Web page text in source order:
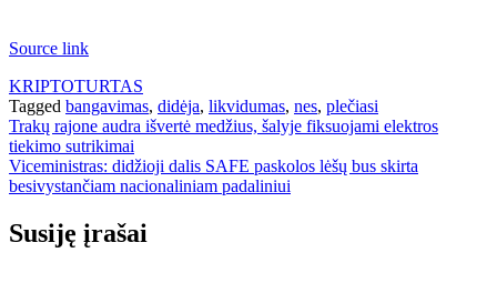
Source link
KRIPTOTURTAS
Tagged bangavimas, didėja, likvidumas, nes, plečiasi
Navigacija
tarp
įrašų
Trakų rajone audra išvertė medžius, šalyje fiksuojami elektros
tiekimo sutrikimai
Viceministras: didžioji dalis SAFE paskolos lėšų bus skirta
besivystančiam nacionaliniam padaliniui
Susiję įrašai